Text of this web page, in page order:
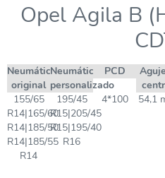
Opel Agila B
Neumático
original
Neumático
personalizado
PCD
155/65
R14|165/60
R14|185/50
R14|185/55
R14
195/45
R15|205/45
R15|195/40
R16
4*100 54,1